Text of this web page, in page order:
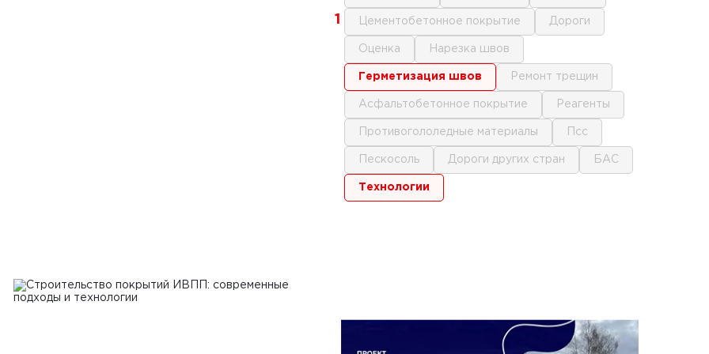
1 цементобетонное покрытие дороги
оценка нарезка швов
герметизация швов ремонт трещин
асфальтобетонное покрытие реагенты
противогололедные материалы псс
пескосоль дороги других стран БАС
технологии